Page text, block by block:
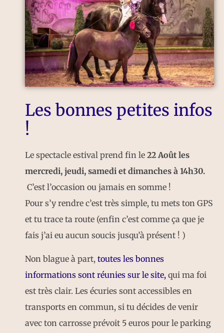
Les bonnes petites infos
!
Le spectacle estival prend fin le 22 Août les
mercredi, jeudi, samedi et dimanches à 14h30.
C’est l’occasion ou jamais en somme !
Pour s’y rendre c’est très simple, tu mets ton GPS
et tu trace ta route (enfin c’est comme ça que je
fais j’ai eu aucun soucis jusqu’à présent ! )
Non blague à part, toutes les bonnes
informations sont réunies sur le site, qui ma foi
est très clair. Les écuries sont accessibles en
transports en commun, si tu décides de venir
avec ton carrosse prévoit 5 euros pour le parking